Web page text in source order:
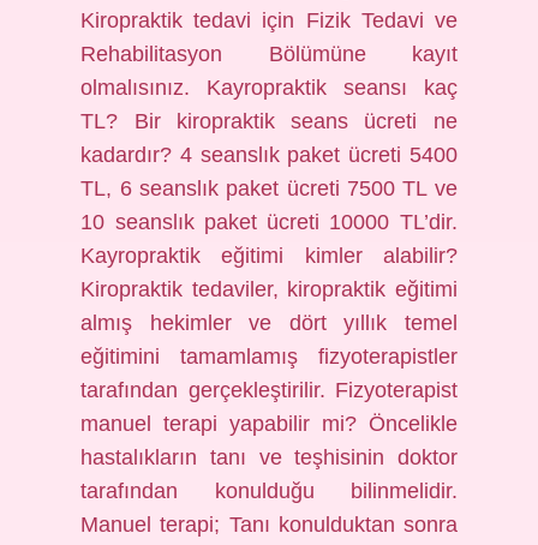
Kiropraktik tedavi için Fizik Tedavi ve
Rehabilitasyon Bölümüne kayıt
olmalısınız. Kayropraktik seansı kaç
TL? Bir kiropraktik seans ücreti ne
kadardır? 4 seanslık paket ücreti 5400
TL, 6 seanslık paket ücreti 7500 TL ve
10 seanslık paket ücreti 10000 TL’dir.
Kayropraktik eğitimi kimler alabilir?
Kiropraktik tedaviler, kiropraktik eğitimi
almış hekimler ve dört yıllık temel
eğitimini tamamlamış fizyoterapistler
tarafından gerçekleştirilir. Fizyoterapist
manuel terapi yapabilir mi? Öncelikle
hastalıkların tanı ve teşhisinin doktor
tarafından konulduğu bilinmelidir.
Manuel terapi; Tanı konulduktan sonra